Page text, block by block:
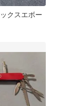
クスエボー